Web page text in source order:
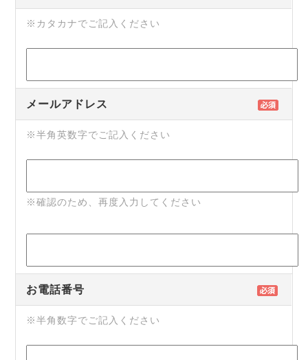
※カタカナでご記入ください
メールアドレス
※半角英数字でご記入ください
※確認のため、再度入力してください
お電話番号
※半角数字でご記入ください